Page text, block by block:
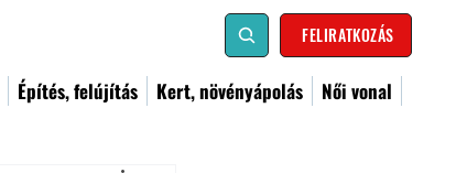
FELIRATKOZÁS
Építés, felújítás Kert, növényápolás
Női vonal